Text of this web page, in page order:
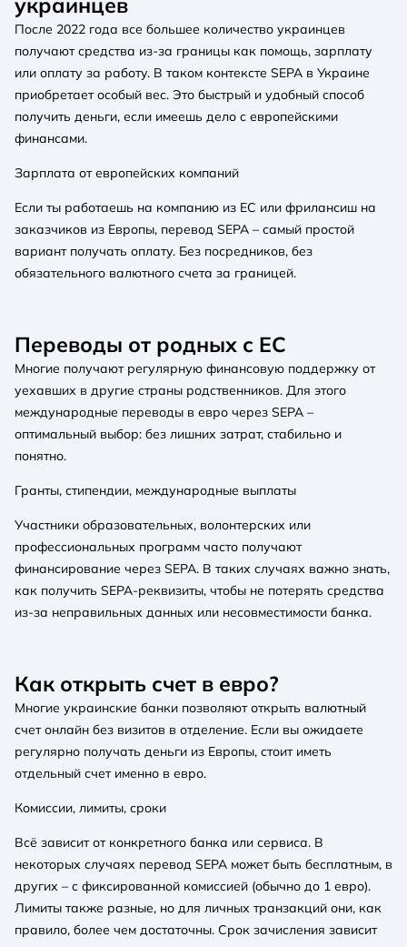
После 2022 года все большее количество украинцев
получают средства из-за границы как помощь, зарплату
или оплату за работу. В таком контексте SEPA в Украине
приобретает особый вес. Это быстрый и удобный способ
получить деньги, если имеешь дело с европейскими
финансами.
Зарплата от европейских компаний
Если ты работаешь на компанию из ЕС или фрилансиш на
заказчиков из Европы, перевод SEPA – самый простой
вариант получать оплату. Без посредников, без
обязательного валютного счета за границей.
Переводы от родных с ЕС
Многие получают регулярную финансовую поддержку от
уехавших в другие страны родственников. Для этого
международные переводы в евро через SEPA –
оптимальный выбор: без лишних затрат, стабильно и
понятно.
Гранты, стипендии, международные выплаты
Участники образовательных, волонтерских или
профессиональных программ часто получают
финансирование через SEPA. В таких случаях важно знать,
как получить SEPA-реквизиты, чтобы не потерять средства
из-за неправильных данных или несовместимости банка.
Как открыть счет в евро?
Многие украинские банки позволяют открыть валютный
счет онлайн без визитов в отделение. Если вы ожидаете
регулярно получать деньги из Европы, стоит иметь
отдельный счет именно в евро.
Комиссии, лимиты, сроки
Всё зависит от конкретного банка или сервиса. В
некоторых случаях перевод SEPA может быть бесплатным, в
других – с фиксированной комиссией (обычно до 1 евро).
Лимиты также разные, но для личных транзакций они, как
правило, более чем достаточны. Срок зачисления зависит